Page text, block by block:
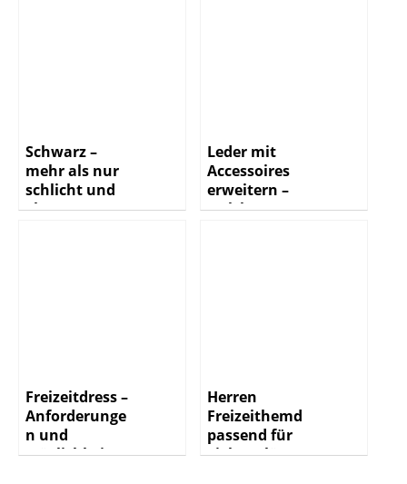
Schwarz –
mehr als nur
schlicht und
elegant
Leder mit
Accessoires
erweitern –
welche
Freizeitdress –
Anforderunge
n und
Möglichkeiten
Herren
Freizeithemd
passend für
viele Anlässe